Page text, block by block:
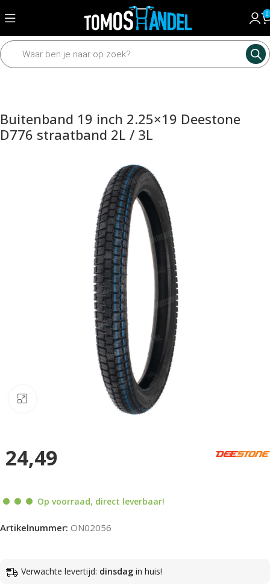
0
Home Framedelen Banden Buitenbanden
Buitenband 19 inch 2.25×19 Deestone
D776 straatband 2L / 3L
Klik om te vergroten
24,49
Op voorraad, direct leverbaar!
Artikelnummer: ON02056
Verwachte levertijd: dinsdag in huis!